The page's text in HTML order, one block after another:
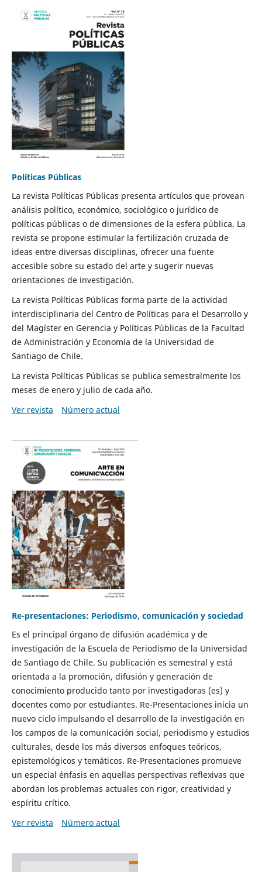
Políticas Públicas
La revista Políticas Públicas presenta artículos que provean
análisis político, económico, sociológico o jurídico de
políticas públicas o de dimensiones de la esfera pública. La
revista se propone estimular la fertilización cruzada de
ideas entre diversas disciplinas, ofrecer una fuente
accesible sobre su estado del arte y sugerir nuevas
orientaciones de investigación.
La revista Políticas Públicas forma parte de la actividad
interdisciplinaria del Centro de Políticas para el Desarrollo y
del Magíster en Gerencia y Políticas Públicas de la Facultad
de Administración y Economía de la Universidad de
Santiago de Chile.
La revista Políticas Públicas se publica semestralmente los
meses de enero y julio de cada año.
Ver revista
Número actual
Re-presentaciones: Periodismo, comunicación y sociedad
Es el principal órgano de difusión académica y de
investigación de la Escuela de Periodismo de la Universidad
de Santiago de Chile. Su publicación es semestral y está
orientada a la promoción, difusión y generación de
conocimiento producido tanto por investigadoras (es) y
docentes como por estudiantes. Re-Presentaciones inicia un
nuevo ciclo impulsando el desarrollo de la investigación en
los campos de la comunicación social, periodismo y estudios
culturales, desde los más diversos enfoques teóricos,
epistemológicos y temáticos. Re-Presentaciones promueve
un especial énfasis en aquellas perspectivas reflexivas que
abordan los problemas actuales con rigor, creatividad y
espíritu crítico.
Ver revista
Número actual